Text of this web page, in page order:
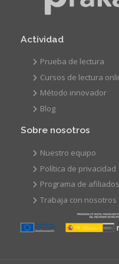
Actividad
Prueba de lectura
Cursos de lectura
Método innovador
Blog
Sobre nosotros
Nuestro equipo
Política de privacidad
Programa de afiliados
Trabaja con nosotros